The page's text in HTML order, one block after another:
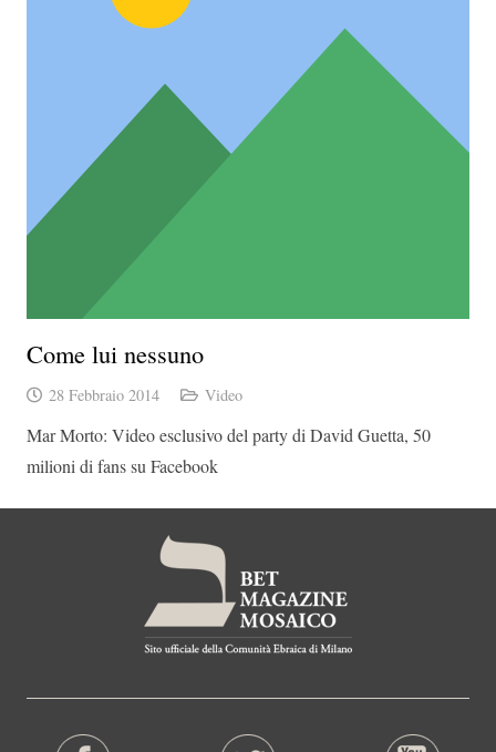
Come lui nessuno
28 Febbraio 2014 Video
Mar Morto: Video esclusivo del party di David Guetta, 50
milioni di fans su Facebook